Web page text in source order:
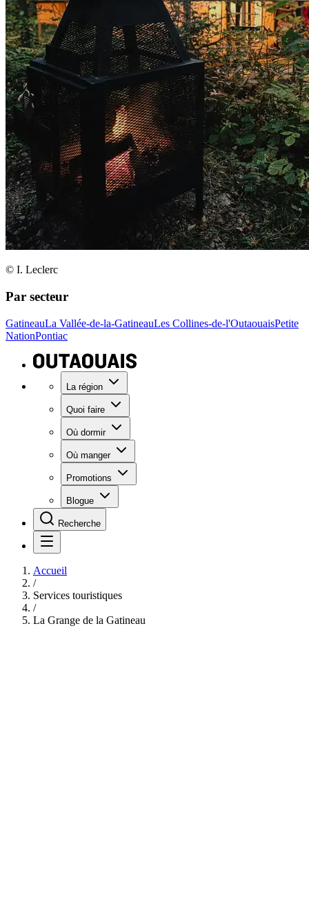
© I. Leclerc
Par secteur
GatineauLa Vallée-de-la-GatineauLes Collines-de-l'OutaouaisPetite
NationPontiac
La région
Quoi faire
Où dormir
Où manger
Promotions
Blogue
Recherche
Accueil
/
Services touristiques
/
La Grange de la Gatineau